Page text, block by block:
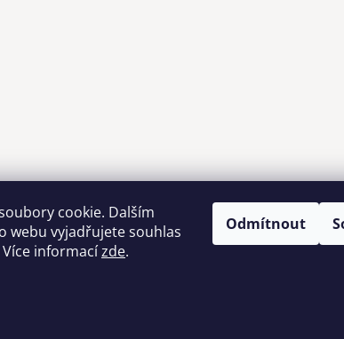
cookie. Dalším
webu vyjadřujete souhlas
informacízde.
Odmítnout
Možnosti dopravy